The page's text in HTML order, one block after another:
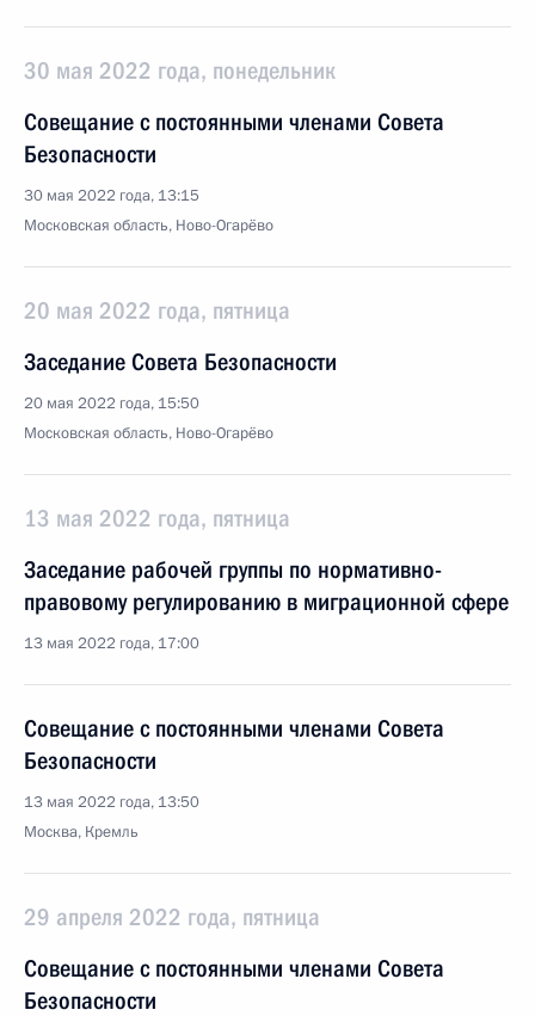
30 мая 2022 года, понедельник
Совещание с постоянными членами Совета
Безопасности
30 мая 2022 года, 13:15
Московская область, Ново-Огарёво
20 мая 2022 года, пятница
Заседание Совета Безопасности
20 мая 2022 года, 15:50
Московская область, Ново-Огарёво
13 мая 2022 года, пятница
Заседание рабочей группы по нормативно-
правовому регулированию в миграционной сфере
13 мая 2022 года, 17:00
Совещание с постоянными членами Совета
Безопасности
13 мая 2022 года, 13:50
Москва, Кремль
29 апреля 2022 года, пятница
Совещание с постоянными членами Совета
Безопасности